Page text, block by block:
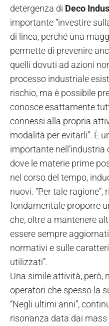
detergenza di Deco
importante “investire
di linea, perché una
permette di prevenire
quelli dovuti ad azioni
processo industriale
rischio, ma è possibile
conosce esattamente
connessi alla propria
modalità per evitarli”. È
importante nell’industria
dove le materie prime
nel corso del tempo,
nuovi. “Per tale ragione”,
fondamentale proporre
che, oltre a mantenere
essere sempre
normativi e sulle
utilizzati”.
Una simile attività, però,
operatori che spesso la
“Negli ultimi anni”,
risonanza data dai mass